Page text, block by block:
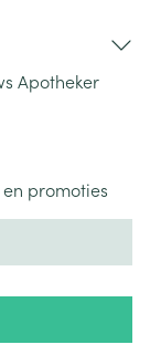
Apotheker
promoties